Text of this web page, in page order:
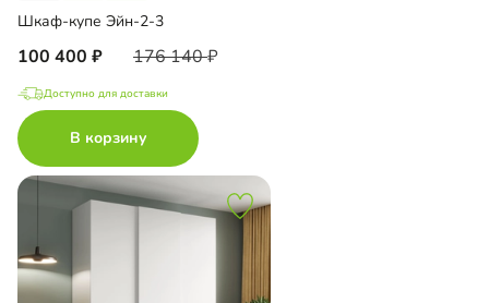
Шкаф-купе Эйн-2-3
100 400 176 140
Доступно для доставки
В корзину